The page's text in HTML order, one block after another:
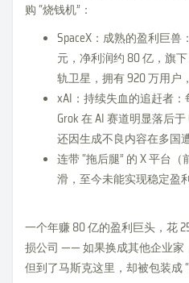
购 “烧钱机”：
SpaceX：成熟的盈利巨兽
元，净利润约 80 亿，旗
轨卫星，拥有 920 万用户
xAI：持续失血的追赶者
Grok 在 AI 赛道明显落后于
还因生成不良内容在多国
连带 “拖后腿” 的 X 平台
滑，至今未能实现稳定盈利
一个年赚 80 亿的盈利巨头，花
损公司 —— 如果换成其他企业家
但到了马斯克这里，却被包装成